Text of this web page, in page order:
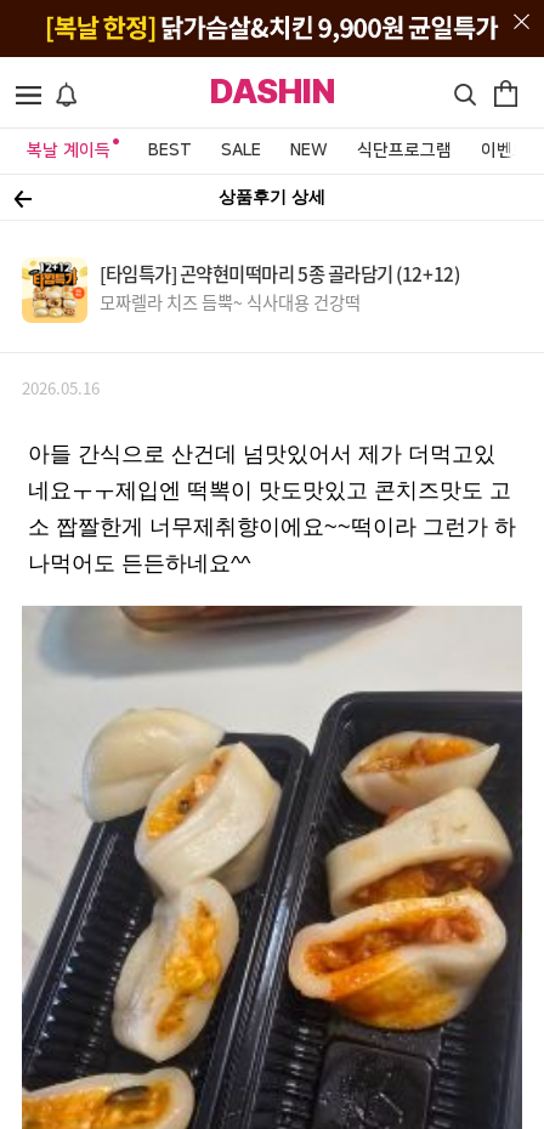
DASHIN
복날 계이득 BEST SALE NEW 식단프로그램 이벤트&
상품후기 상세
[타임특가] 곤약현미떡마리 5종 골라담기 (12+12)
모짜렐라 치즈 듬뿍~ 식사대용 건강떡
2026.05.16
아들 간식으로 산건데 넘맛있어서 제가 더먹고있
네요ㅜㅜ제입엔 떡뽁이 맛도맛있고 콘치즈맛도 고
소 짭짤한게 너무제취향이에요~~떡이라 그런가 하
나먹어도 든든하네요^^